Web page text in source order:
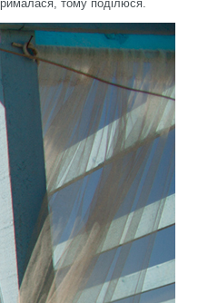
тому поділюся.